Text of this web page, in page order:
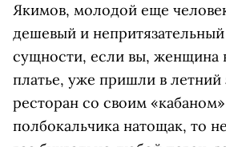
Якимов, молодой еще
дешевый и
сущности, если вы, женщина
платье, уже пришли в летний
ресторан со своим
полбокальчика натощак, то